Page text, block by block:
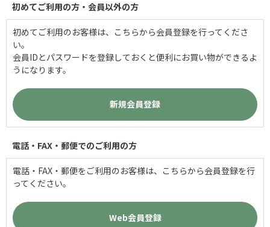
初めてご利用の方・会員以外の方
初めてご利用のお客様は、こちらから会員登録を行ってくださ
い。
会員IDとパスワードを登録しておくと便利にお買い物ができるよ
うになります。
電話・FAX・郵便でのご利用の方
電話・FAX・郵便をご利用のお客様は、こちらから会員登録を行
ってください。